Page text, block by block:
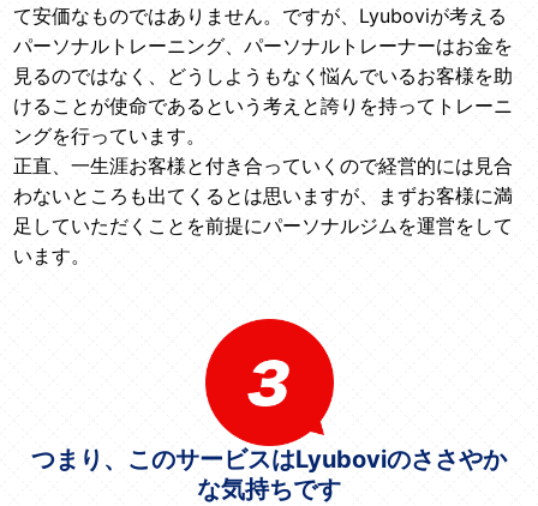
て安価なものではありません。ですが、Lyuboviが考える
パーソナルトレーニング、パーソナルトレーナーはお金を
見るのではなく、どうしようもなく悩んでいるお客様を助
けることが使命であるという考えと誇りを持ってトレーニ
ングを行っています。
正直、一生涯お客様と付き合っていくので経営的には見合
わないところも出てくるとは思いますが、まずお客様に満
足していただくことを前提にパーソナルジムを運営をして
います。
つまり、このサービスはLyuboviのささやか
な気持ちです